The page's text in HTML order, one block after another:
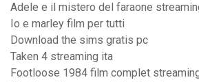
Adele e il mistero del faraone
Io e marley film per tutti
Download the sims gratis pc
Taken 4 streaming ita
Footloose 1984 film complet